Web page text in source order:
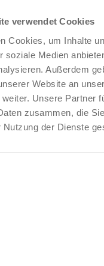
verwendet Cookies
Cookies, um Inhalte
soziale Medien
Außerdem
Website an
weiter. Unsere Partner
zusammen, die
Nutzung der Dienste
COMPARAISON
techniques